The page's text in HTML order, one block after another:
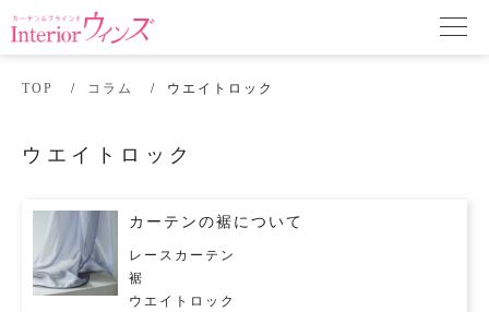
TOP コラム ウエイトロック
ウエイトロック
カーテンの裾について
レースカーテン
裾
ウエイトロック